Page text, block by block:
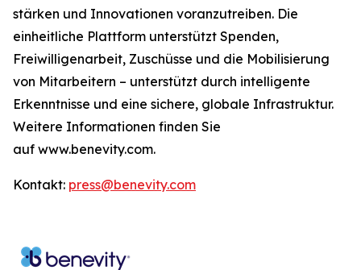
stärken und Innovationen voranzutreiben. Die
einheitliche Plattform unterstützt Spenden,
Freiwilligenarbeit, Zuschüsse und die Mobilisierung
von Mitarbeitern – unterstützt durch intelligente
Erkenntnisse und eine sichere, globale Infrastruktur.
Weitere Informationen finden Sie
auf www.benevity.com.
Kontakt: press@benevity.com